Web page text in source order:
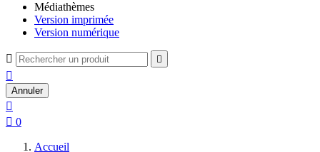
Médiathèmes
Version imprimée
Version numérique
 

Annuler

 0
Accueil